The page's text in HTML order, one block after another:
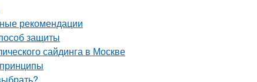
рекомендации
защиты
сайдинга в Москве